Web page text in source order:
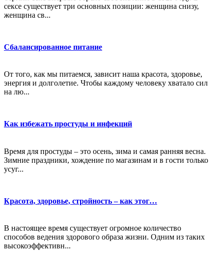
сексе существует три основных позиции: женщина снизу,
женщина св...
Сбалансированное питание
От того, как мы питаемся, зависит наша красота, здоровье,
энергия и долголетие. Чтобы каждому человеку хватало сил
на лю...
Как избежать простуды и инфекций
Время для простуды – это осень, зима и самая ранняя весна.
Зимние праздники, хождение по магазинам и в гости только
усуг...
Красота, здоровье, стройность – как этог…
В настоящее время существует огромное количество
способов ведения здорового образа жизни. Одним из таких
высокоэффективн...